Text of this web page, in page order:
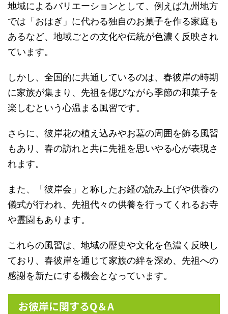
地域によるバリエーションとして、例えば九州地方
では「おはぎ」に代わる独自のお菓子を作る家庭も
あるなど、地域ごとの文化や伝統が色濃く反映され
ています。
しかし、全国的に共通しているのは、春彼岸の時期
に家族が集まり、先祖を偲びながら季節の和菓子を
楽しむという心温まる風習です。
さらに、彼岸花の植え込みやお墓の周囲を飾る風習
もあり、春の訪れと共に先祖を思いやる心が表現さ
れます。
また、「彼岸会」と称したお経の読み上げや供養の
儀式が行われ、先祖代々の供養を行ってくれるお寺
や霊園もあります。
これらの風習は、地域の歴史や文化を色濃く反映し
ており、春彼岸を通じて家族の絆を深め、先祖への
感謝を新たにする機会となっています。
お彼岸に関するQ＆A